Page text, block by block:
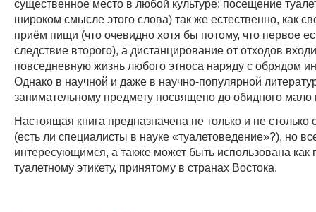
существенное место в любой культуре: посещение
широком смысле этого слова) так же естественно, как
приём пищи (что очевидно хотя бы потому, что первое
следствие второго), а дистанцирование от отходов
повседневную жизнь любого этноса наряду с обрядом
Однако в научной и даже в научно-популярной
занимательному предмету посвящено до обидного мало
Настоящая книга предназначена не только и не столько
(есть ли специалисты в науке «туалетоведение»?), но
интересующимся, а также может быть использована как
туалетному этикету, принятому в странах Востока.